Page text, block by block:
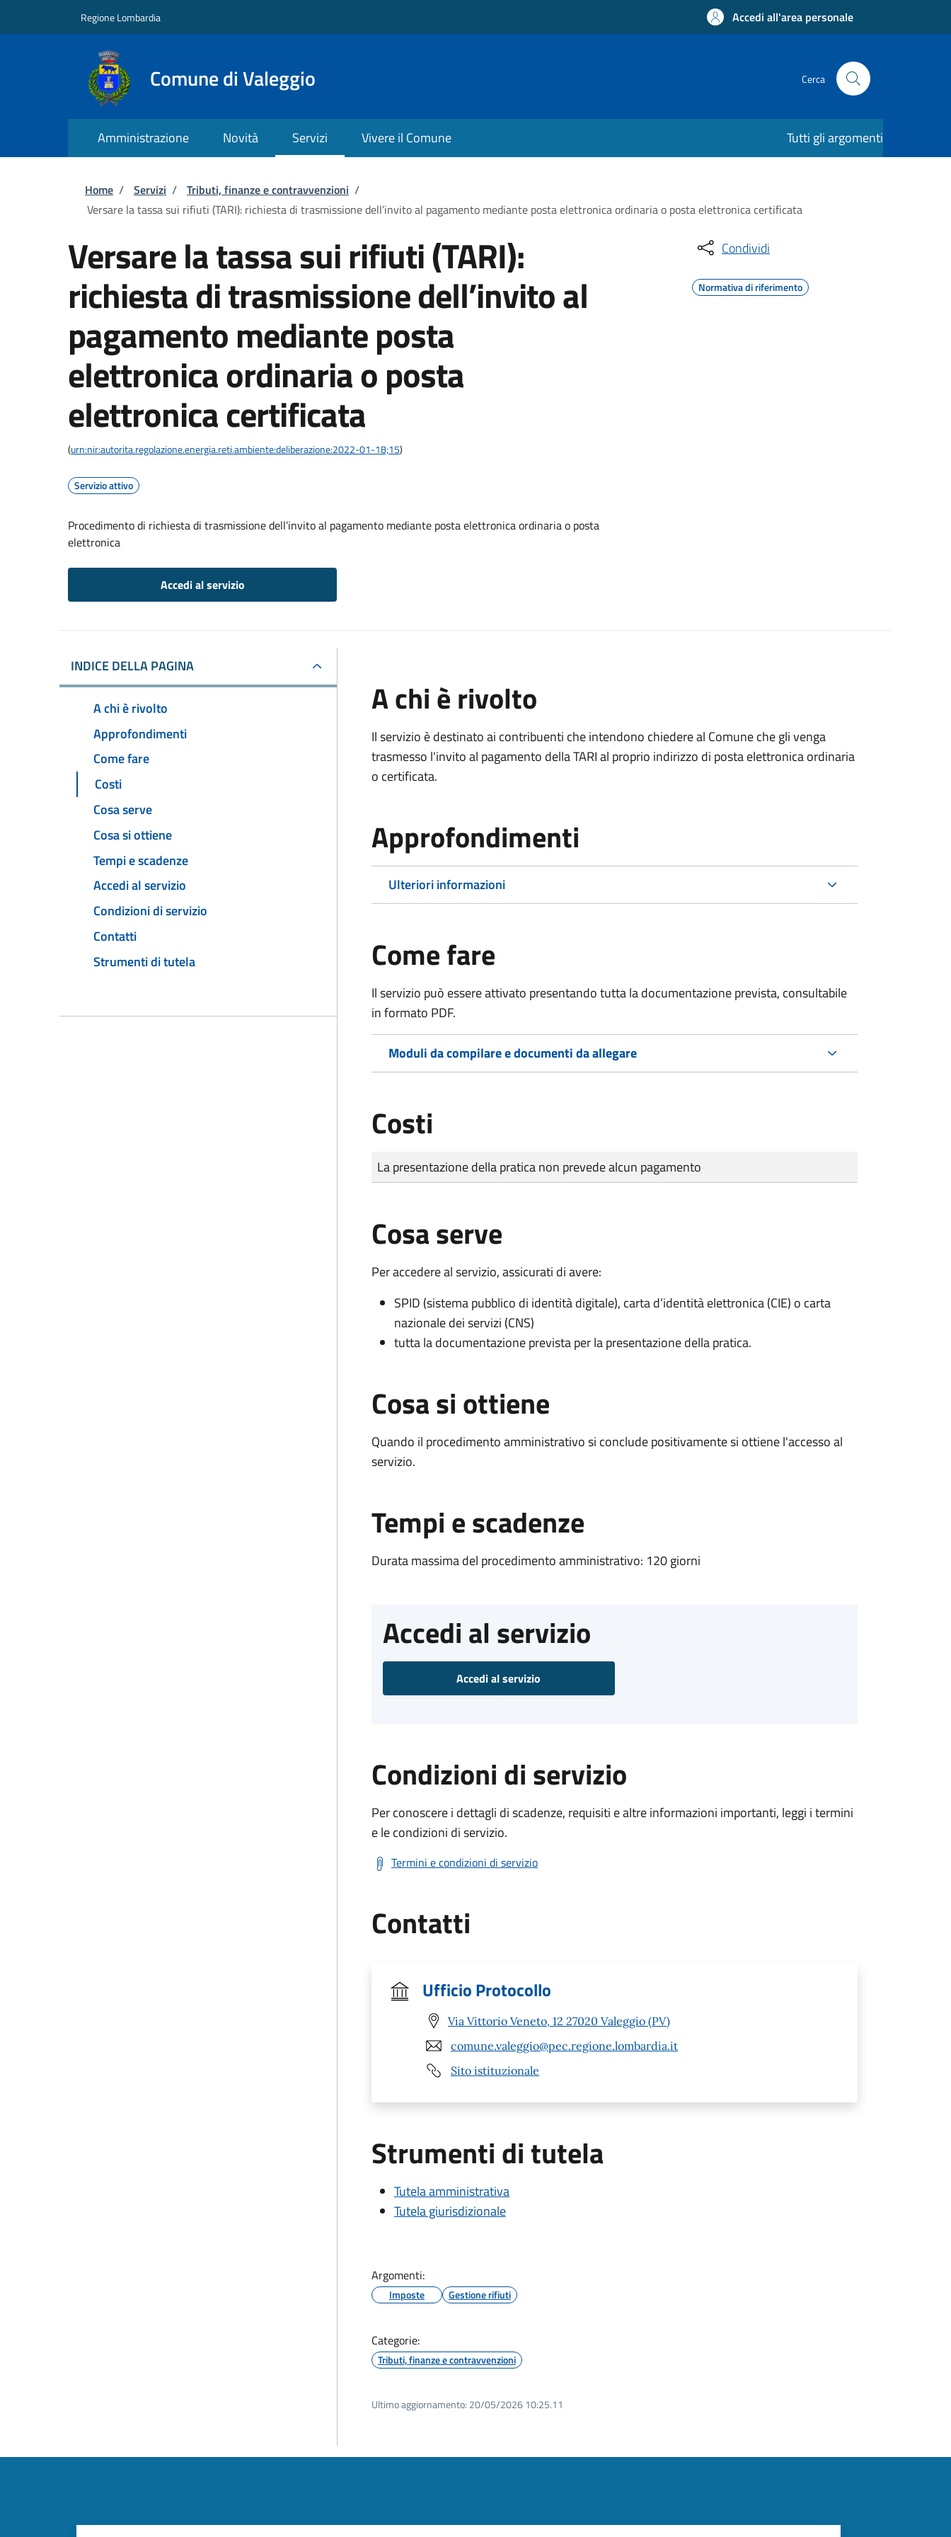
Regione Lombardia Accedi all'area personale
Comune di Valeggio Cerca
Amministrazione Novità Servizi Vivere il Comune Tutti gli argomenti
Briciole di pane
Home / Servizi / Tributi, finanze e contravvenzioni /
Versare la tassa sui rifiuti (TARI): richiesta di trasmissione dell’invito al pagamento mediante posta elettronica ordinaria o posta elettronica certificata
Versare la tassa sui rifiuti (TARI):
richiesta di trasmissione dell’invito al
pagamento mediante posta
elettronica ordinaria o posta
elettronica certificata
(urn:nir:autorita.regolazione.energia.reti.ambiente:deliberazione:2022-01-18;15)
Servizio attivo
Procedimento di richiesta di trasmissione dell’invito al pagamento mediante posta elettronica ordinaria o posta
elettronica
Accedi al servizio
Condividi
Normativa di riferimento
INDICE DELLA PAGINA
A chi è rivolto
Approfondimenti
Come fare
Costi
Cosa serve
Cosa si ottiene
Tempi e scadenze
Accedi al servizio
Condizioni di servizio
Contatti
Strumenti di tutela
A chi è rivolto
Il servizio è destinato ai contribuenti che intendono chiedere al Comune che gli venga
trasmesso l'invito al pagamento della TARI al proprio indirizzo di posta elettronica ordinaria
o certificata.
Approfondimenti
Ulteriori informazioni
Come fare
Il servizio può essere attivato presentando tutta la documentazione prevista, consultabile
in formato PDF.
Moduli da compilare e documenti da allegare
Costi
Tipo di pagamento
Importo
La presentazione della pratica non prevede alcun pagamento
Cosa serve
Per accedere al servizio, assicurati di avere:
SPID (sistema pubblico di identità digitale), carta d’identità elettronica (CIE) o carta
nazionale dei servizi (CNS)
tutta la documentazione prevista per la presentazione della pratica.
Cosa si ottiene
Quando il procedimento amministrativo si conclude positivamente si ottiene l'accesso al
servizio.
Tempi e scadenze
Durata massima del procedimento amministrativo: 120 giorni
Accedi al servizio
Accedi al servizio
Condizioni di servizio
Per conoscere i dettagli di scadenze, requisiti e altre informazioni importanti, leggi i termini
e le condizioni di servizio.
Termini e condizioni di servizio
Contatti
Ufficio Protocollo
Via Vittorio Veneto, 12 27020 Valeggio (PV)
comune.valeggio@pec.regione.lombardia.it
Sito istituzionale
Strumenti di tutela
Tutela amministrativa
Tutela giurisdizionale
Argomenti:
Imposte Gestione rifiuti
Categorie:
Tributi, finanze e contravvenzioni
Ultimo aggiornamento: 20/05/2026 10:25.11